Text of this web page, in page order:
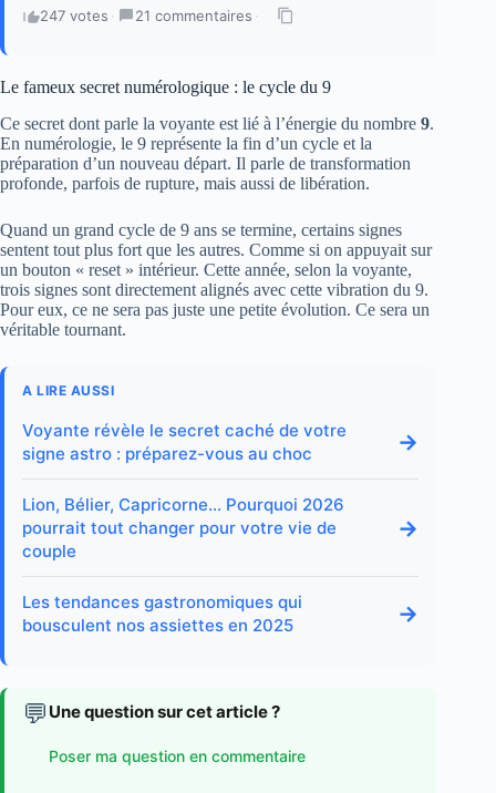
247 votes · 21 commentaires ·
Le fameux secret numérologique : le cycle du 9
Ce secret dont parle la voyante est lié à l’énergie du nombre 9.
En numérologie, le 9 représente la fin d’un cycle et la
préparation d’un nouveau départ. Il parle de transformation
profonde, parfois de rupture, mais aussi de libération.
Quand un grand cycle de 9 ans se termine, certains signes
sentent tout plus fort que les autres. Comme si on appuyait sur
un bouton « reset » intérieur. Cette année, selon la voyante,
trois signes sont directement alignés avec cette vibration du 9.
Pour eux, ce ne sera pas juste une petite évolution. Ce sera un
véritable tournant.
A LIRE AUSSI
Voyante révèle le secret caché de votre
signe astro : préparez-vous au choc
→
Lion, Bélier, Capricorne… Pourquoi 2026
pourrait tout changer pour votre vie de
couple
→
Les tendances gastronomiques qui
bousculent nos assiettes en 2025
→
💬 Une question sur cet article ?
Poser ma question en commentaire